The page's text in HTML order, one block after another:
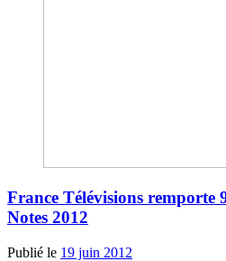
France Télévisions remporte
Notes 2012
Publié le 19 juin 2012